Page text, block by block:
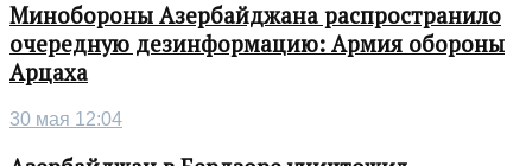
Минобороны Азербайджана распространило
очередную дезинформацию: Армия обороны
Арцаха
30 мая 12:04